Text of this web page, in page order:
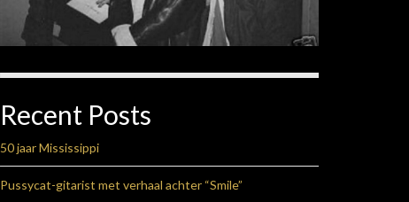
Recent Posts
50 jaar Mississippi
Pussycat-gitarist met verhaal achter “Smile”